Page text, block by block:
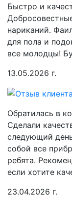
Быстро и
нариканий.
для пола и
все молодцы!
13.05.2026 г.
Обратилась в
Сделали
следующий
собой все
ребята.
если хотите
23.04.2026 г.